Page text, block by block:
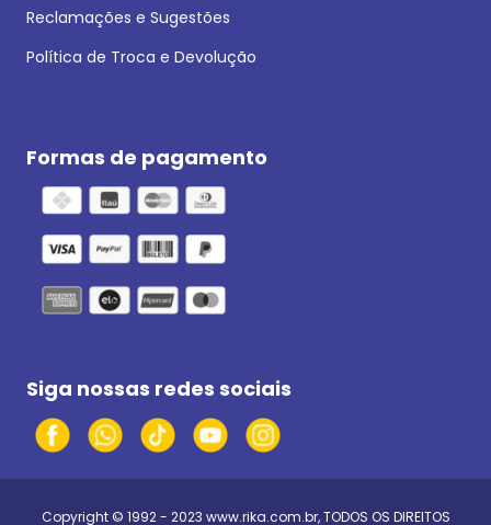
Reclamações e Sugestões
Política de Troca e Devolução
Formas de pagamento
Siga nossas redes sociais
Copyright © 1992 - 2023 www.rika.com.br, TODOS OS DIREITOS